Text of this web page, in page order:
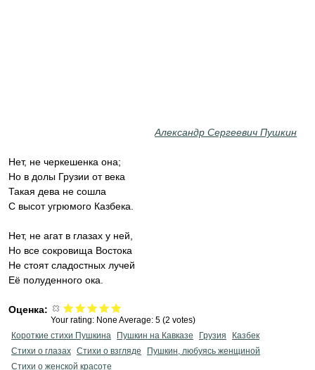
Александр Сергеевич Пушкин
Нет, не черкешенка она;
Но в долы Грузии от века
Такая дева не сошла
С высот угрюмого Казбека.
Нет, не агат в глазах у ней,
Но все сокровища Востока
Не стоят сладостных лучей
Её полуденного ока.
Оценка:
Your rating: None Average: 5 (2 votes)
Короткие стихи Пушкина
Пушкин на Кавказе Грузия
Казбек
Стихи о глазах Стихи о взгляде
Пушкин, любуясь женщиной
Стихи о женской красоте